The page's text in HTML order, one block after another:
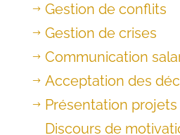
$ Gestion de conflits
$ Gestion de crises
$ Communication
$ Acceptation des
$ Présentation projets
Discours de